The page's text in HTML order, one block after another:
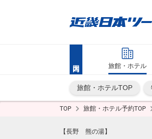
旅館・ホテル
旅館・ホテルTOP
TOP 旅館・ホテル予約TOP
【長野 熊の湯】